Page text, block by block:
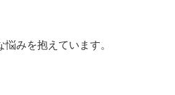
みを抱えています。